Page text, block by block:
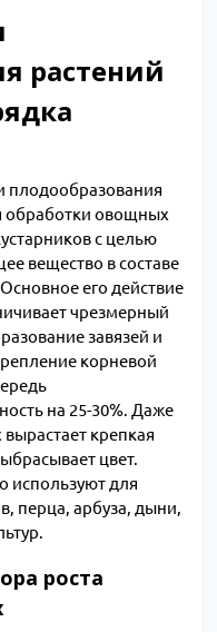
растений
плодообразования
обработки овощных
с целью
вещество в составе
его действие
чрезмерный
завязей и
корневой
на 25-30%. Даже
крепкая
цвет.
используют для
перца, арбуза, дыни,
роста